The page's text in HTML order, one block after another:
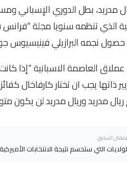
مدريد، بطل الدوري الإسباني
الذي تنظمه سنويا مجلة “فرانس
نجمه البرازيلي فينيسيوس
العاصمة الاسبانية “إذا
ذاتها يجب ان تختار كارفاخال
ريال مدريد وريال مدريد لن يكون
السابق
التي ستحسم نتيجة الانتخابات الأميركية